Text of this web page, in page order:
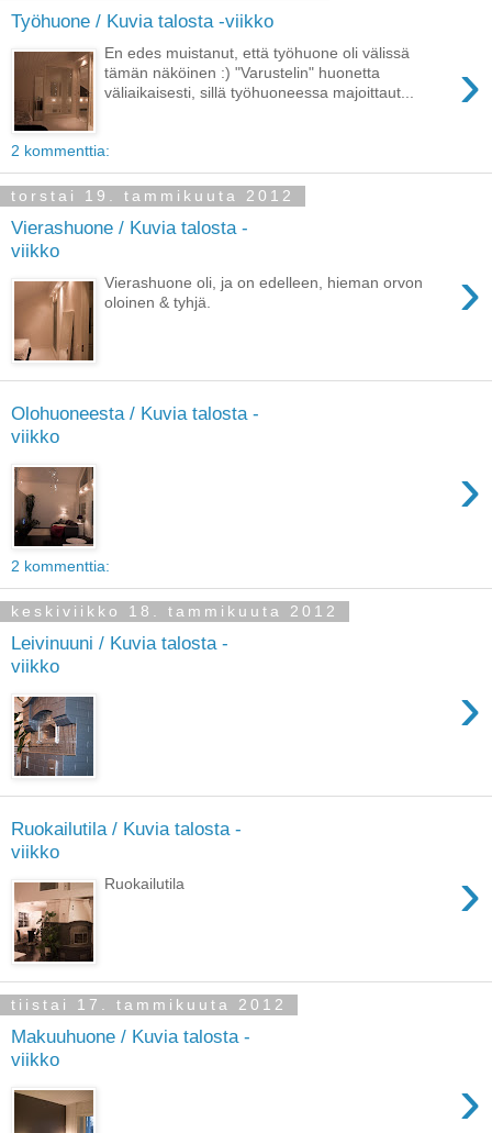
Työhuone / Kuvia talosta -viikko
›
En edes muistanut, että työhuone oli välissä
tämän näköinen :) "Varustelin" huonetta
väliaikaisesti, sillä työhuoneessa majoittaut...
2 kommenttia:
torstai 19. tammikuuta 2012
Vierashuone / Kuvia talosta -
viikko
›
Vierashuone oli, ja on edelleen , hieman orvon
oloinen & tyhjä.
Olohuoneesta / Kuvia talosta -
viikko
›
2 kommenttia:
keskiviikko 18. tammikuuta 2012
Leivinuuni / Kuvia talosta -
viikko
›
Ruokailutila / Kuvia talosta -
viikko
›
Ruokailutila
tiistai 17. tammikuuta 2012
Makuuhuone / Kuvia talosta -
viikko
›